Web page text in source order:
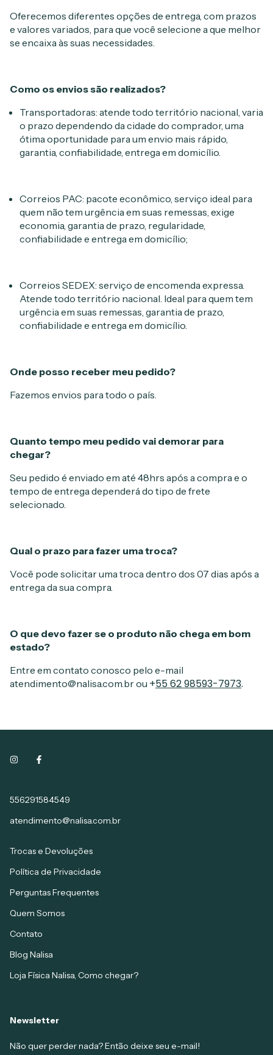
Oferecemos diferentes opções de entrega, com prazos
e valores variados, para que você selecione a que melhor
se encaixa às suas necessidades.
Como os envios são realizados?
Transportadoras: atende todo território nacional, varia
o prazo dependendo da cidade do comprador, uma
ótima oportunidade para um envio mais rápido,
garantia, confiabilidade, entrega em domicílio.
Correios PAC: pacote econômico, serviço ideal para
quem não tem urgência em suas remessas, exige
economia, garantia de prazo, regularidade,
confiabilidade e entrega em domicílio;
Correios SEDEX: serviço de encomenda expressa.
Atende todo território nacional. Ideal para quem tem
urgência em suas remessas, garantia de prazo,
confiabilidade e entrega em domicílio.
Onde posso receber meu pedido?
Fazemos envios para todo o país.
Quanto tempo meu pedido vai demorar para
chegar?
Seu pedido é enviado em até 48hrs após a compra e o
tempo de entrega dependerá do tipo de frete
selecionado.
Qual o prazo para fazer uma troca?
Você pode solicitar uma troca dentro dos 07 dias após a
entrega da sua compra.
O que devo fazer se o produto não chega em bom
estado?
Entre em contato conosco pelo e-mail
atendimento@nalisa.com.brou +55 62 98593-7973.
556291584549
atendimento@nalisa.com.br
Trocas e Devoluções
Política de Privacidade
Perguntas Frequentes
Quem Somos
Contato
Blog Nalisa
Loja Física Nalisa, Como chegar?
Newsletter
Não quer perder nada? Então deixe seu e-mail!